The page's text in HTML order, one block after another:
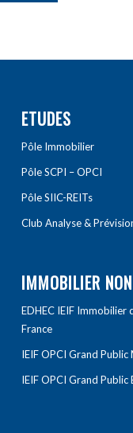
ETUDES
Pôle Immobilier
Pôle SCPI – OPCI
Pôle SIIC-REITs
Club Analyse &
IMMOBILIER
EDHEC IEIF Immobilier
France
IEIF OPCI Grand Public
IEIF OPCI Grand Public